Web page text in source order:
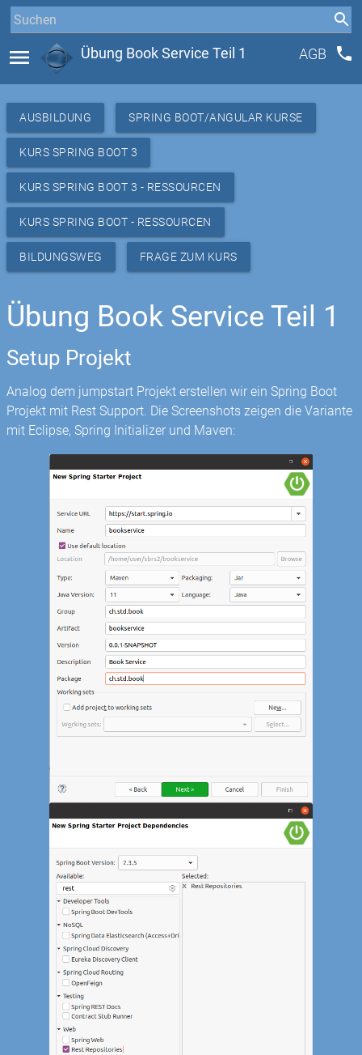
menu Übung Book Service Teil 1 AGB phone
AUSBILDUNG SPRING BOOT/ANGULAR KURSE
KURS SPRING BOOT 3
KURS SPRING BOOT 3 - RESSOURCEN
KURS SPRING BOOT - RESSOURCEN
BILDUNGSWEG FRAGE ZUM KURS
Übung Book Service Teil 1
Setup Projekt
Analog dem jumpstart Projekt erstellen wir ein Spring Boot
Projekt mit Rest Support. Die Screenshots zeigen die Variante
mit Eclipse, Spring Initializer und Maven: